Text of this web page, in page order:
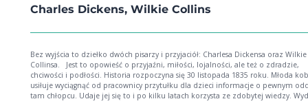
Charles Dickens, Wilkie Collins
Bez wyjścia to dziełko dwóch pisarzy i przyjaciół: Charlesa Dickensa oraz Wilkie
Collinsa. Jest to opowieść o przyjaźni, miłości, lojalności, ale też o zdradzie,
chciwości i podłości. Historia rozpoczyna się 30 listopada 1835 roku. Młoda kobieta
usiłuje wyciągnąć od pracownicy przytułku dla dzieci informacje o pewnym
tam chłopcu. Udaje jej się to i po kilku latach korzysta ze zdobytej wiedzy.